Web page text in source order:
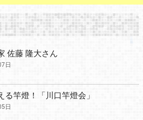
佐藤 隆大さん
日
る竿燈！「川口竿燈会」
日